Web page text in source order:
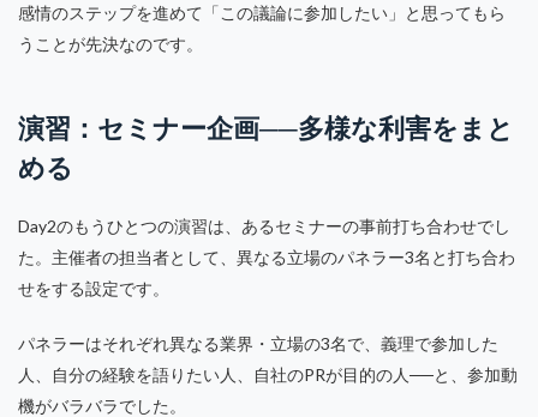
感情のステップを進めて「この議論に参加したい」と思ってもら
うことが先決なのです。
演習：セミナー企画──多様な利害をまと
める
Day2のもうひとつの演習は、あるセミナーの事前打ち合わせでし
た。主催者の担当者として、異なる立場のパネラー3名と打ち合わ
せをする設定です。
パネラーはそれぞれ異なる業界・立場の3名で、義理で参加した
人、自分の経験を語りたい人、自社のPRが目的の人──と、参加動
機がバラバラでした。